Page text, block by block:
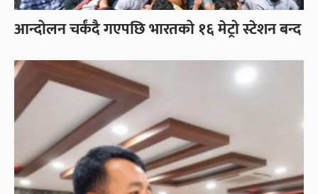
आन्दोलन चर्कंदै गएपछि भारतको १६ मेट्रो स्टेशन बन्द